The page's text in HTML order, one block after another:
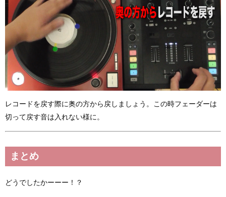
レコードを戻す際に奥の方から戻しましょう。この時フェーダーは
切って戻す音は入れない様に。
まとめ
どうでしたかーーー！？